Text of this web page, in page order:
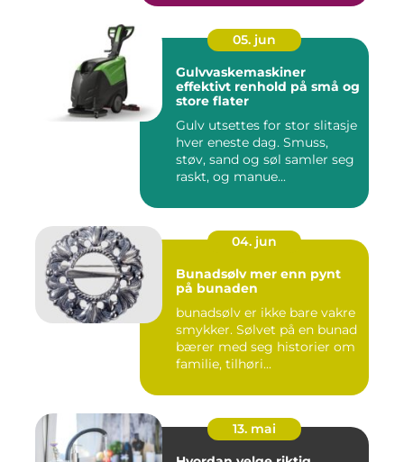
05. jun
Gulvvaskemaskiner
effektivt renhold på små og
store flater
Gulv utsettes for stor slitasje
hver eneste dag. Smuss,
støv, sand og søl samler seg
raskt, og manue...
04. jun
Bunadsølv mer enn pynt
på bunaden
bunadsølv er ikke bare vakre
smykker. Sølvet på en bunad
bærer med seg historier om
familie, tilhøri...
13. mai